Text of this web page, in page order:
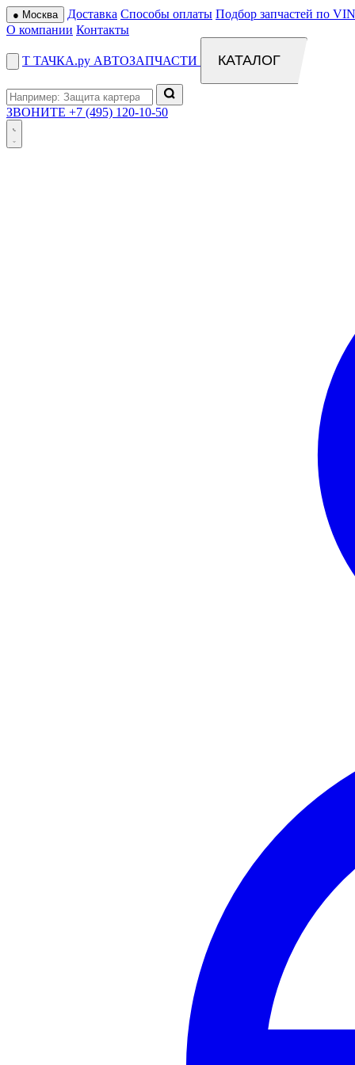
● Москва Доставка Способы оплаты Подбор запчастей по
О компании Контакты
Т ТАЧКА.ру АВТОЗАПЧАСТИ КАТАЛОГ
ЗВОНИТЕ +7 (495) 120-10-50